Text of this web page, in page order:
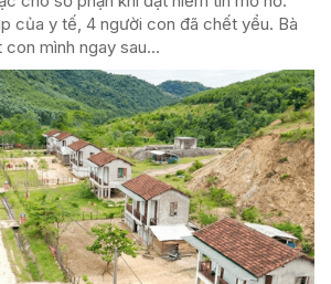
của y tế, 4 người con đã chết yểu. Bà
mình ngay sau...